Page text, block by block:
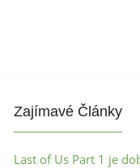
Zajímavé Články
Last of Us Part 1 je